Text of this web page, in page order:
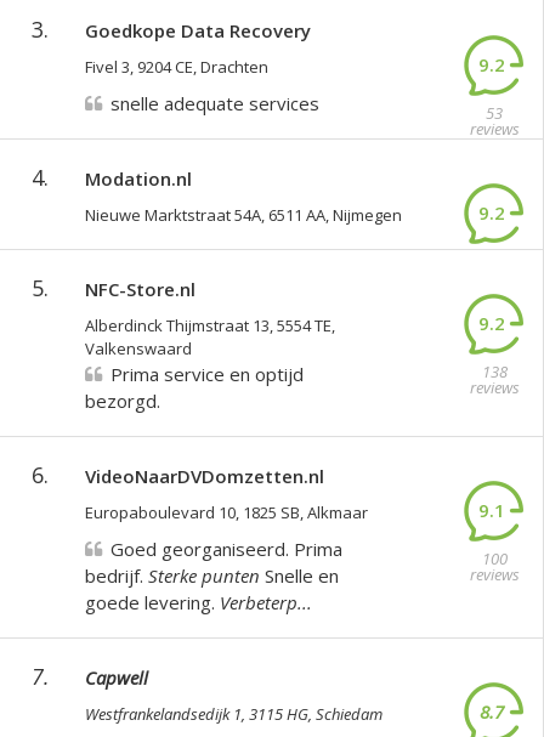
3. Goedkope Data Recovery
Fivel 3, 9204 CE, Drachten 9.2
53
reviews
snelle adequate services
4. Modation.nl
Nieuwe Marktstraat 54A, 6511 AA, Nijmegen 9.2
5. NFC-Store.nl
Alberdinck Thijmstraat 13, 5554 TE,
Valkenswaard
9.2
138
reviews
Prima service en optijd
bezorgd.
6. VideoNaarDVDomzetten.nl
Europaboulevard 10, 1825 SB, Alkmaar 9.1
100
reviews
Goed georganiseerd. Prima
bedrijf. Sterke punten Snelle en
goede levering. Verbeterp...
7. Capwell
Westfrankelandsedijk 1, 3115 HG, Schiedam 8.7